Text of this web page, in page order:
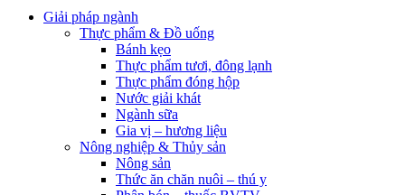
Giải pháp ngành
Thực phẩm & Đồ uống
Bánh kẹo
Thực phẩm tươi, đông lạnh
Thực phẩm đóng hộp
Nước giải khát
Ngành sữa
Gia vị – hương liệu
Nông nghiệp & Thủy sản
Nông sản
Thức ăn chăn nuôi – thú y